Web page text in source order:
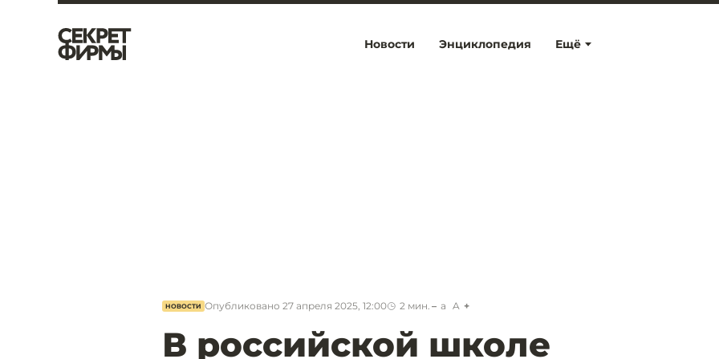
Ещё
Новости Энциклопедия
НОВОСТИ Опубликовано 27 апреля 2025, 12:00 2 мин. a A
В российской школе